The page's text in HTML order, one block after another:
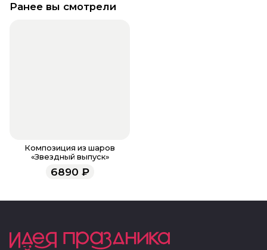
Ранее вы смотрели
Композиция из шаров
«Звездный выпуск»
6890 ₽